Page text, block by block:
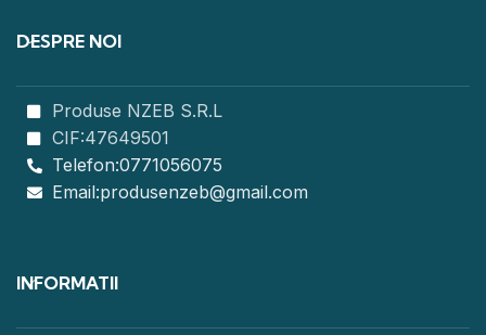
DESPRE NOI
Produse NZEB S.R.L
CIF:47649501
Telefon:0771056075
Email:produsenzeb@gmail.com
INFORMATII